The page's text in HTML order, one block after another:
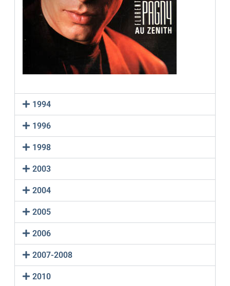
1994
1996
1998
2003
2004
2005
2006
2007-2008
2010